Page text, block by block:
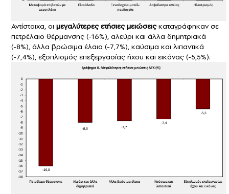
Αντίστοιχα, οι μεγαλύτερες ετήσιες μειώσειςκαταγράφηκαν σε
πετρέλαιο θέρμανσης (-16%), αλεύρι και άλλα δημητριακά
(-8%), άλλα βρώσιμα έλαια (-7,7%), καύσιμα και λιπαντικά
(-7,4%), εξοπλισμός επεξεργασίας ήχου και εικόνας (-5,5%).